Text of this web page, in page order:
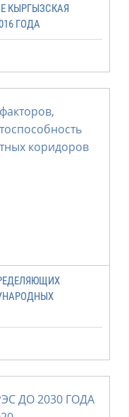
КЫРГЫЗСКАЯ
ГОДА